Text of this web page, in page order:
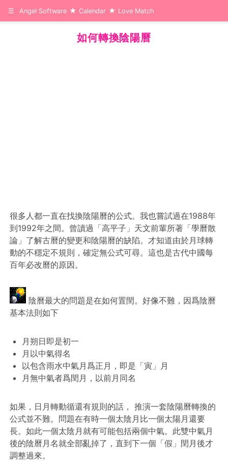
☰ Angel Software Calendar Love Match
如何轉換陰陽曆
很多人都一直在找換陰陽曆的公式。我也嘗試過在1988年
到1992年之間。曾讀過「高平子」天文前輩所著「學曆散
論」了解古曆的變更和陰陽曆的缺陷。才知道由於月球轉
動的不穩定不規則，確定無公式可尋。這也是古代中國每
百年必改曆的原因。
陰曆最大的問題是在如何置閏。好像不難，因爲陰曆
基本法則如下
月朔日即是初一
月以中氣得名
以包含雨水中氣月爲正月，即是「寅」月
月無中氣者爲閏月，以前月同名
如果，日月轉動循還有規則的話， 推演一套陰陽曆轉換的
公式並不難。問題在有時一個太陰月比一個太陽月還要
長。如此一個太陰月就有可能包括兩個中氣。此雙中氣月
後的陰曆月名就全部亂掉了，直到下一個「假」閏月後才
調整過來。